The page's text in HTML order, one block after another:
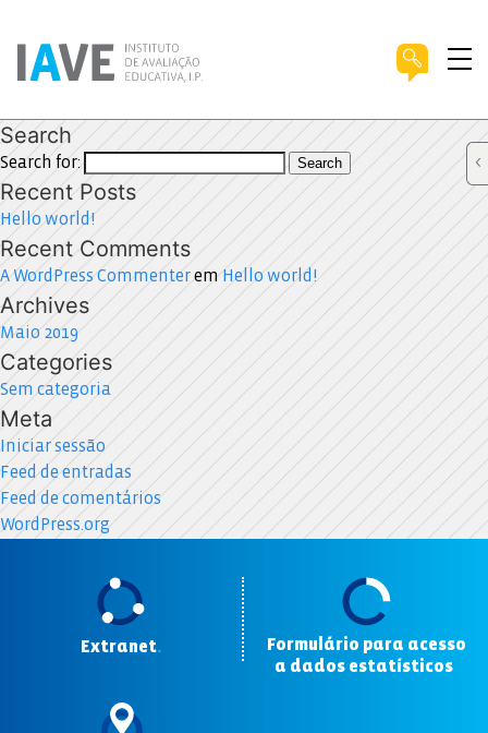
Search
Search for: Search
Recent Posts
Hello world!
Recent Comments
A WordPress Commenterem Hello world!
Archives
Maio 2019
Categories
Sem categoria
Meta
Iniciar sessão
Feed de entradas
Feed de comentários
WordPress.org
Extranet.
Formulário para acesso
a dados estatísticos